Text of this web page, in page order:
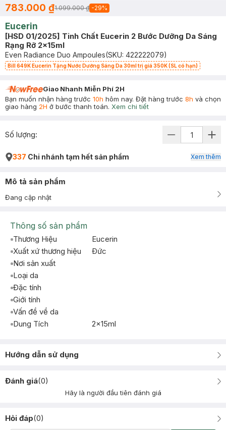
783.000 ₫1.099.000 ₫ -29%
Eucerin
[HSD 01/2025] Tinh Chất Eucerin 2 Bước Dưỡng Da Sáng
Rạng Rỡ 2x15ml
Even Radiance Duo Ampoules(SKU: 422222079)
Bill 649K Eucerin Tặng Nước Dưỡng Sáng Da 30ml trị giá 350K (SL có hạn)
Giao Nhanh Miễn Phí 2H
Bạn muốn nhận hàng trước 10h hôm nay. Đặt hàng trước 8h và chọn
giao hàng 2H ở bước thanh toán. Xem chi tiết
Số lượng:
337 Chi nhánh tạm hết sản phẩm Xem thêm
Mô tả sản phẩm
Đang cập nhật
Thông số sản phẩm
Thương Hiệu
Eucerin
Xuất xứ thương hiệu
Ðức
Nơi sản xuất
Loại da
Đặc tính
Giới tính
Vấn đề về da
Dung Tích
2x15ml
Hướng dẫn sử dụng
Đánh giá(0)
Hãy là người đầu tiên đánh giá
Hỏi đáp(0)